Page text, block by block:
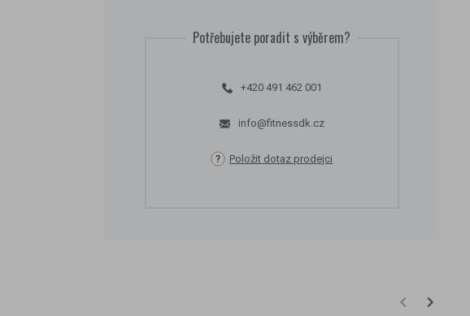
Potřebujete poradit s výběrem?
+420 491 462 001
info@fitnessdk.cz
Položit dotaz prodejci